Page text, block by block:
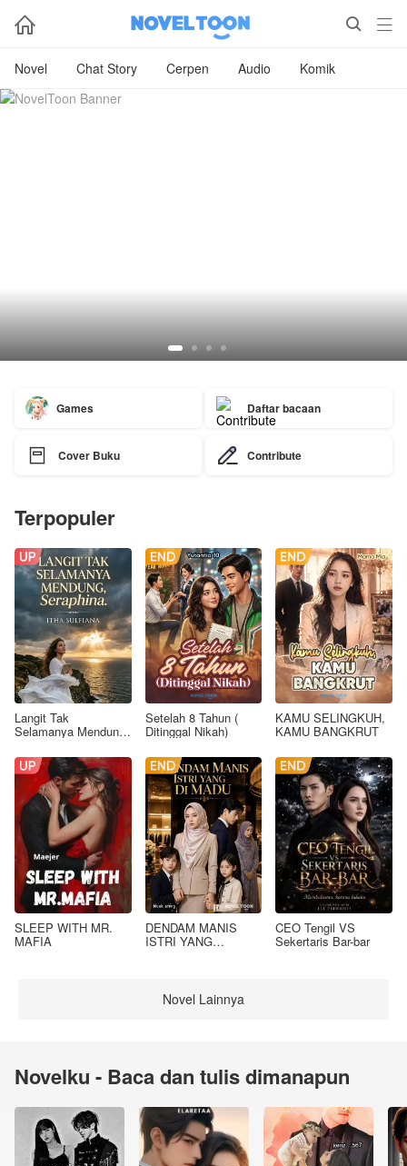
  
Novel Chat Story Cerpen Audio Komik
Games Daftar bacaan
 Cover Buku Contribute
Terpopuler
Langit Tak
Selamanya Mendung,
Setelah 8 Tahun (
Ditinggal Nikah)
KAMU SELINGKUH,
KAMU BANGKRUT
SLEEP WITH MR.
MAFIA
DENDAM MANIS
ISTRI YANG
CEO Tengil VS
Sekertaris Bar-bar
Novel Lainnya
Novelku - Baca dan tulis dimanapun